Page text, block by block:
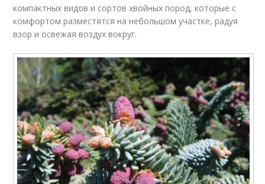
компактных видов и сортов хвойных пород, которые с
комфортом разместятся на небольшом участке, радуя
взор и освежая воздух вокруг.